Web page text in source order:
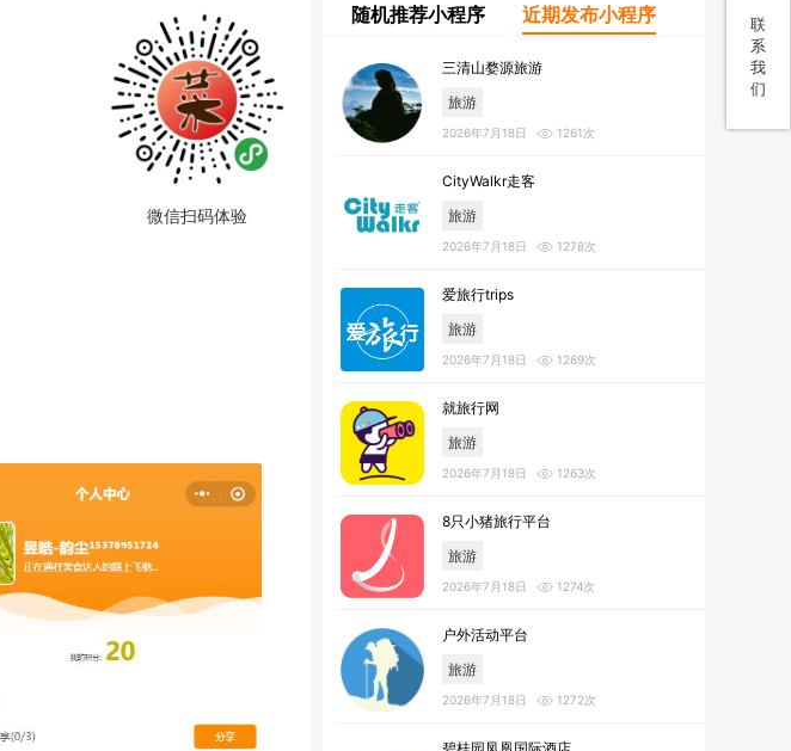
联
系
我
们
微信扫码体验
随机推荐小程序 近期发布小程序
三清山婺源旅游
旅游
2026年7月18日 1261次
CityWalkr走客
旅游
2026年7月18日 1278次
爱旅行trips
旅游
2026年7月18日 1269次
就旅行网
旅游
2026年7月18日 1263次
8只小猪旅行平台
旅游
2026年7月18日 1274次
户外活动平台
旅游
2026年7月18日 1272次